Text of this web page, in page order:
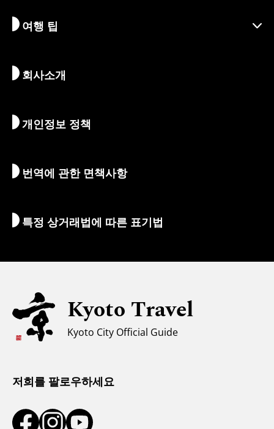
지속가능한 관광
액티비티
예술 & 문화
아침 & 밤
숙박 시설
목적지
여정
여행 팁
교토 둘러보기
지도 및 도구
통역 가이드
환전/세금
유니버설 관광
무슬림을 위한 정보
날씨와 옷차림
회사소개
개인정보 정책
번역에 관한 면책사항
특정 상거래법에 따른 표기법
Kyoto Travel
Kyoto City Official Guide
저희를 팔로우하세요